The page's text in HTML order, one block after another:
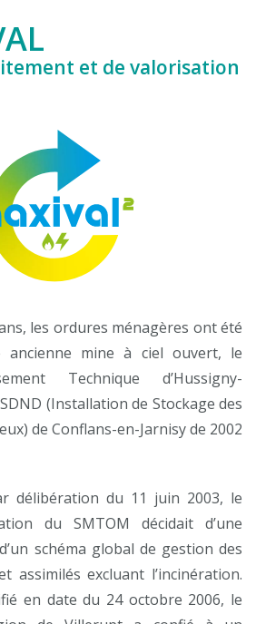
et de valorisation
les ordures ménagères ont été
ancienne mine à ciel ouvert, le
Technique d’Hussigny-
(Installation de Stockage des
de Conflans-en-Jarnisy de 2002
délibération du 11 juin 2003, le
du SMTOM décidait d’une
schéma global de gestion des
assimilés excluant l’incinération.
en date du 24 octobre 2006, le